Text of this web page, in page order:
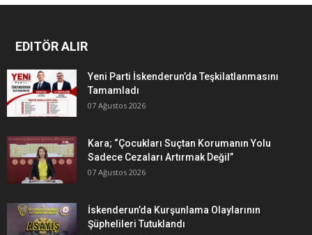
EDITÖR ALIR
Yeni Parti İskenderun’da Teşkilatlanmasını
Tamamladı
07 Ağustos 2026
Kara; “Çocukları Suçtan Korumanın Yolu
Sadece Cezaları Artırmak Değil”
07 Ağustos 2026
İskenderun’da Kurşunlama Olaylarının
Şüphelileri Tutuklandı